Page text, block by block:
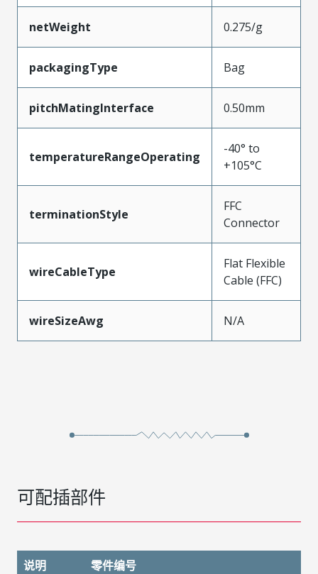
netWeight 0.275/g
packagingType Bag
pitchMatingInterface 0.50mm
temperatureRangeOperating
-40° to
+105°C
terminationStyle
FFC
Connector
wireCableType
Flat Flexible
Cable (FFC)
wireSizeAwg N/A
可配插部件
说明
零件编号